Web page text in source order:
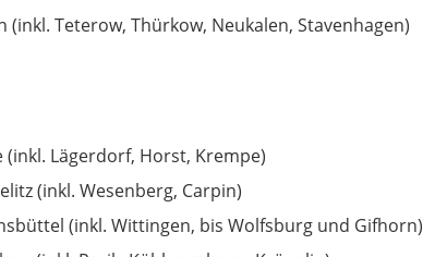
(inkl. Teterow, Thürkow, Neukalen, Stavenhagen)
(inkl. Lägerdorf, Horst, Krempe)
(inkl. Wesenberg, Carpin)
(inkl. Wittingen, bis Wolfsburg und Gifhorn)